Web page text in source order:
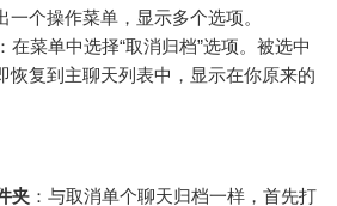
一个操作菜单，显示多个选项。
：在菜单中选择“取消归档”选项。被选中
恢复到主聊天列表中，显示在你原来的
夹 ：与取消单个聊天归档一样，首先打